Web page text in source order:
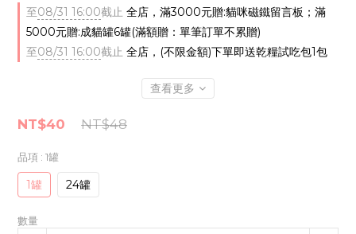
至08/31 16:00截止 全店，滿3000元贈:貓咪磁鐵留言板；滿
5000元贈:成貓罐6罐(滿額贈：單筆訂單不累贈)
至08/31 16:00截止 全店，(不限金額)下單即送乾糧試吃包1包
查看更多
NT$48
NT$40
品項 : 1罐
1罐 24罐
數量